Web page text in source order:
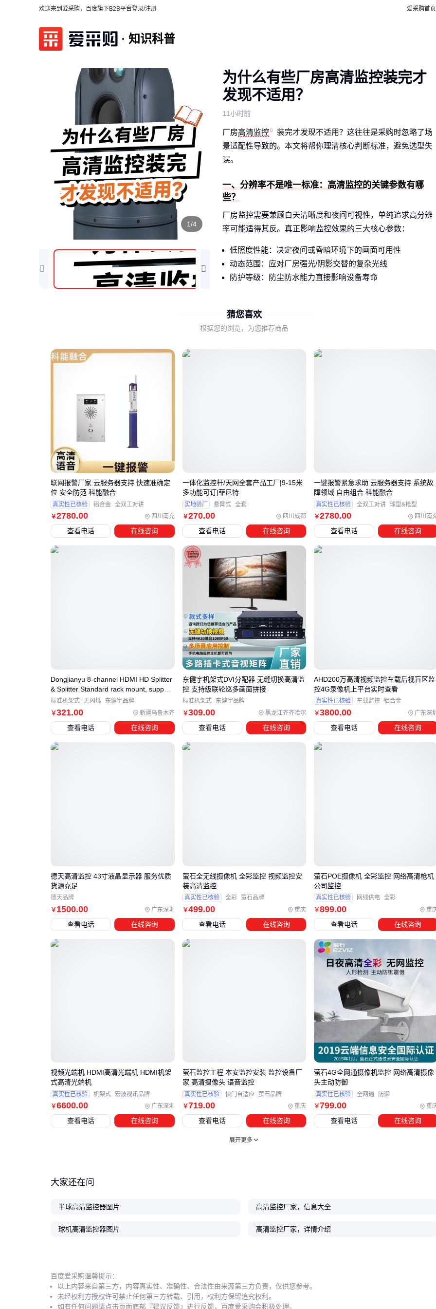
欢迎来到爱采购，百度旗下B2B平台登录/注册 爱采购首页
知识科普
1/4
为什么有些厂房高清监控装完才
发现不适用？
11小时前
厂房高清监控
装完才发现不适用？这往往是采购时忽略了场
景适配性导致的。本文将帮你理清核心判断标准，避免选型失
误。
一、分辨率不是唯一标准：高清监控的关键参数有哪
些？
厂房监控需要兼顾白天清晰度和夜间可视性，单纯追求高分辨
率可能适得其反。真正影响监控效果的三大核心参数：
低照度性能：决定夜间或昏暗环境下的画面可用性
动态范围：应对厂房强光/阴影交替的复杂光线
防护等级：防尘防水能力直接影响设备寿命
赖激光夜视监控
不同厂房区域对监控有差异化需求，常见误区是统一采购同款
三、厂房高清监控选型：如何避免场景与设备不匹配？
厂房高清监控的选型需要优先考虑实际场景需求，而非单纯追
求参数指标。例如，大型厂房的空间跨度大，需要覆盖广角或
可旋转的摄像头，而光线条件复杂的区域则需侧重夜视能力。
空间覆盖：高顶棚厂房适合
球机
，可实现多角度巡视
光线适应性：昏暗仓库需
环境防护：粉尘多的车间应选择
等级设备
对于需要灵活部署的临时厂房或移动监控场景，
头
或4G安防监控
套装能避免布线难题，但需评估信号稳定
性。而固定点位长期监控更推荐POE监控摄像头
，通过单根
网线同时解决供电和数据传输问题。
视频监控服务器
的选择同样需要匹配厂房规模。中小型厂房
可采用 塔式视频监控服务器
，部署灵活且成本可控；大型多
电源适配器：不同摄像头对电压和电流的稳定性要求差异明
显，工业厂房的长距离布线更需要12V10A监控电源适配器
存储设备：400万像素摄像头若搭配普通硬盘录像机，可能
写入速度不足导致丢帧或存储溢出
防雷保护：厂房空旷环境中的监控立杆需配备
导轨插入式防
，避免雷雨季节设备损坏
系统集成时的线材选择同样关键。监控专用网线比普通网线具
千兆光纤收发器
能解决厂房远距离传
输的信号衰减问题。若采用无线监控方案，则需提前测试厂房
金属结构对信号的屏蔽影响。
镜头维护容易被忽视，但直接影响成像质量。厂房粉尘环境会
监控镜头清洁套装
比普通擦拭布更能保
护镀膜。对于高空安装的摄像头，选择带延长杆的清洁工具更
实用。
配套设备的选择逻辑应遵循‘匹配主设备性能-适应场景特点-预
留扩展空间’三级验证，避免因小部件拖累整体系统。
存储管理是后期维护的重点。监控存储硬盘建议采用企业级产
定期维护能显著延长设备寿命。每月检查防水接线盒密封性，
每季度清理散热孔灰尘，每年校准红外补光角度。突发停电
猜您喜欢
根据您的浏览，为您推荐商品
￥2780.00 四川南充
联网报警厂家 云服务器支持 快速准确定
位 安全防范 科能融合
真实性已核验 铝合金 全双工对讲
查看电话 在线咨询
￥270.00 四川成都
一体化监控杆/天网全套产品工厂|9-15米
多功能可订|菲尼特
实地验厂 悬臂式 全套
查看电话 在线咨询
￥2780.00 四川南
一键报警紧急求助 云服务器支持 系统故
障领域 自由组合 科能融合
真实性已核验 全双工对讲 球型&枪型
查看电话 在线咨询
￥321.00 新疆乌鲁木齐
Dongjianyu 8-channel HDMI HD Splitter
& Splitter Standard rack mount, support
cascading and cycle tour
标准机架式 无闪烁 东健宇品牌
查看电话 在线咨询
￥309.00 黑龙江齐齐哈尔
东健宇机架式DVI分配器 无缝切换高清监
控 支持级联轮巡多画面拼接
标准机架式 东健宇品牌
查看电话 在线咨询
￥3800.00 广东深
AHD200万高清视频监控车载后视盲区监
控4G录像机上平台实时查看
真实性已核验 车载监控 铝合金
查看电话 在线咨询
￥1500.00 广东深圳
德天高清监控 43寸液晶显示器 服务优质
货源充足
德天品牌
查看电话 在线咨询
￥499.00 重庆
萤石全无线摄像机 全彩监控 视频监控安
装高清监控
真实性已核验 全彩 萤石品牌
查看电话 在线咨询
￥899.00 重
萤石POE摄像机 全彩监控 网络高清枪机
公司监控
真实性已核验 网线供电 全彩
查看电话 在线咨询
￥6600.00 广东深圳
视频光端机 HDMI高清光端机 HDMI机架
式高清光端机
真实性已核验 机架式 宏波视讯品牌
查看电话 在线咨询
￥719.00 重庆
萤石监控工程 本安监控安装 监控设备厂
家 高清摄像头 语音监控
真实性已核验 快门自适应 萤石品牌
查看电话 在线咨询
￥799.00 重
萤石4G全网通摄像机监控 网络高清摄像
头主动防御
真实性已核验 全网通 防御
查看电话 在线咨询
展开更多
大家还在问
半球高清监控器图片 高清监控厂家，信息大全
球机高清监控器图片 高清监控厂家，详情介绍
百度爱采购温馨提示：
以上内容来自第三方，内容真实性、准确性、合法性由来源第三方负责，仅供您参考。
未经权利方授权许可禁止任何第三方转载、引用，权利方保留追究权利。
如有任何问题请点击页面底部『建议反馈』进行反馈，百度爱采购会积极处理。